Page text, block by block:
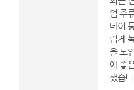
엄 주
데이
럽게
을 도
에 좋
했습